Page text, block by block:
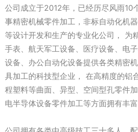
公司成立于2012年，已经历尽风雨10
事精密机械零件加工，非标自动化机
等设计开发和生产的专业化公司， 为
手表、航天军工设备、医疗设备、电
设备、办公自动化设备提供各类精密
具加工的科技型企业， 在高精度的铝
程塑料等曲面、异型、空间型孔零件
电半导体设备零件加工等方面拥有丰富